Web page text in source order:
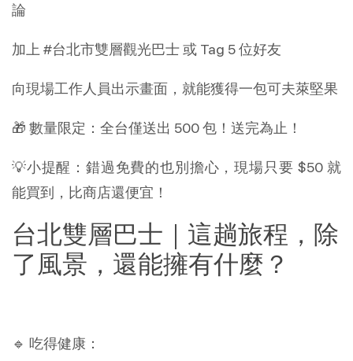
論
加上 #台北市雙層觀光巴士 或 Tag 5 位好友
向現場工作人員出示畫面，就能獲得一包可夫萊堅果
🎁 數量限定：全台僅送出 500 包！送完為止！
💡小提醒：錯過免費的也別擔心，現場只要 $50 就
能買到，比商店還便宜！
台北雙層巴士｜這趟旅程，除
了風景，還能擁有什麼？
🔹 吃得健康：